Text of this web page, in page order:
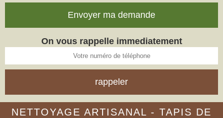
On vous rappelle immediatement
NETTOYAGE ARTISANAL - TAPIS DE